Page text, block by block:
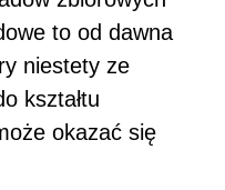
to od dawna
niestety ze
kształtu
okazać się